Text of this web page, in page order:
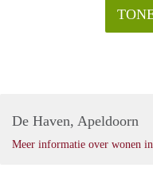
De Haven, Apeldoorn
Meer informatie over wonen